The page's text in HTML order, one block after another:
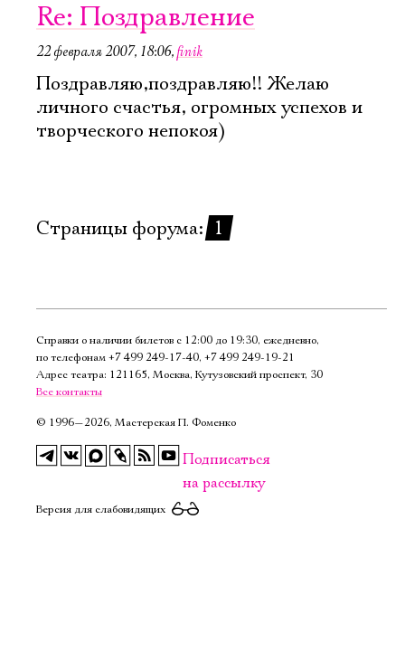
Re: Поздравление
22 февраля 2007, 18:06,finik
Поздравляю,поздравляю!! Желаю
личного счастья, огромных успехов и
творческого непокоя)
Страницы форума: 1
Справки о наличии билетов с 12:00 до 19:30, ежедневно,
по телефонам +7 499 249‑17‑40, +7 499 249‑19‑21
Адрес театра: 121165, Москва, Кутузовский проспект, 30
Все контакты
© 1996—2026, Мастерская П. Фоменко
Подписаться
на рассылку
Версия для слабовидящих